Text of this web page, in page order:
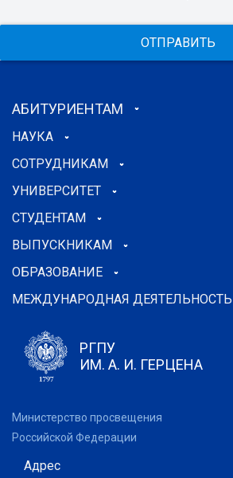
ОТПРАВИТЬ
АБИТУРИЕНТАМ
НАУКА
СОТРУДНИКАМ
УНИВЕРСИТЕТ
СТУДЕНТАМ
ВЫПУСКНИКАМ
ОБРАЗОВАНИЕ
МЕЖДУНАРОДНАЯ ДЕЯТЕЛЬНОСТЬ
РГПУ
ИМ. А. И. ГЕРЦЕНА
Министерство просвещения
Российской Федерации
Адрес